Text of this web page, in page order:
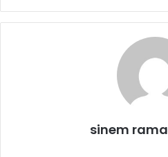
çorbalarda da tüketimine sık
Mısır lifli yapısıyla kan
dengelemesiyle çorba
miktarlarından düşük olması
sinem